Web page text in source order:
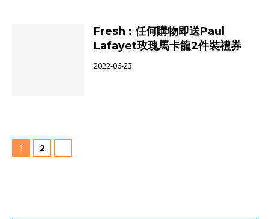
Fresh : 任何購物即送Paul
Lafayet玫瑰馬卡龍2件裝禮券
2022-06-23
1 2